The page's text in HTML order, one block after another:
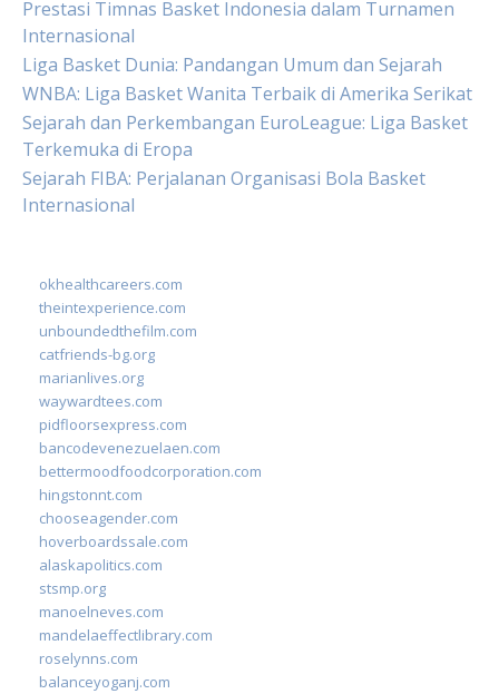
Prestasi Timnas Basket Indonesia dalam Turnamen
Internasional
Liga Basket Dunia: Pandangan Umum dan Sejarah
WNBA: Liga Basket Wanita Terbaik di Amerika Serikat
Sejarah dan Perkembangan EuroLeague: Liga Basket
Terkemuka di Eropa
Sejarah FIBA: Perjalanan Organisasi Bola Basket
Internasional
okhealthcareers.com
theintexperience.com
unboundedthefilm.com
catfriends-bg.org
marianlives.org
waywardtees.com
pidfloorsexpress.com
bancodevenezuelaen.com
bettermoodfoodcorporation.com
hingstonnt.com
chooseagender.com
hoverboardssale.com
alaskapolitics.com
stsmp.org
manoelneves.com
mandelaeffectlibrary.com
roselynns.com
balanceyoganj.com